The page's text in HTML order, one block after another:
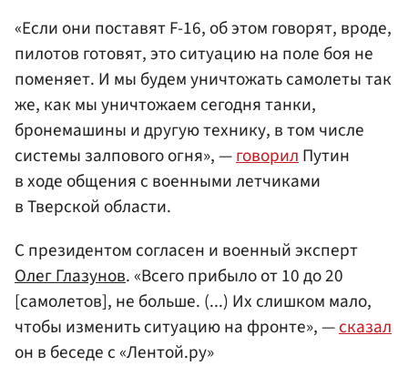
«Если они поставят F-16, об этом говорят, вроде,
пилотов готовят, это ситуацию на поле боя не
поменяет. И мы будем уничтожать самолеты так
же, как мы уничтожаем сегодня танки,
бронемашины и другую технику, в том числе
системы залпового огня», —говорилПутин
в ходе общения с военными летчиками
в Тверской области.
С президентом согласен и военный эксперт
Олег Глазунов. «Всего прибыло от 10 до 20
[самолетов], не больше. (...) Их слишком мало,
чтобы изменить ситуацию на фронте», —сказал
он в беседе с «Лентой.ру»